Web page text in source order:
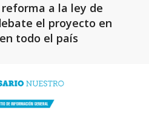
a la ley de
el proyecto en
todo el país